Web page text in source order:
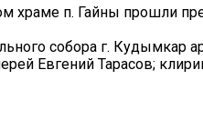
храме п. Гайны прошли
собора г. Кудымкар
Евгений Тарасов;